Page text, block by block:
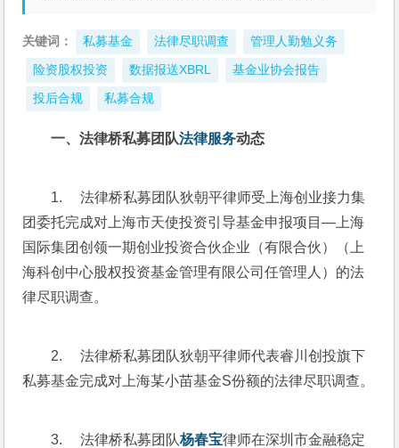
关键词： 私募基金 法律尽职调查 管理人勤勉义务
险资股权投资 数据报送XBRL 基金业协会报告
投后合规 私募合规
一、法律桥私募团队法律服务动态
1.     法律桥私募团队狄朝平律师受上海创业接力集
团委托完成对上海市天使投资引导基金申报项目—上海
国际集团创领一期创业投资合伙企业（有限合伙）（上
海科创中心股权投资基金管理有限公司任管理人）的法
律尽职调查。
2.     法律桥私募团队狄朝平律师代表睿川创投旗下
私募基金完成对上海某小苗基金S份额的法律尽职调查。
3.     法律桥私募团队杨春宝律师在深圳市金融稳定